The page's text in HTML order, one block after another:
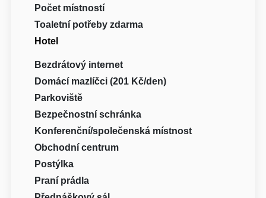
Počet místností
Toaletní potřeby zdarma
Hotel
Bezdrátový internet
Domácí mazlíčci (201 Kč/den)
Parkoviště
Bezpečnostní schránka
Konferenční/společenská místnost
Obchodní centrum
Postýlka
Praní prádla